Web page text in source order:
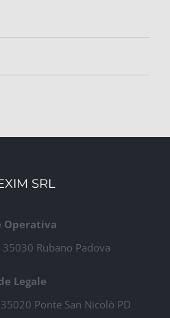
SRL
Operativa
Rubano Padova
Legale
Ponte San Nicolò PD